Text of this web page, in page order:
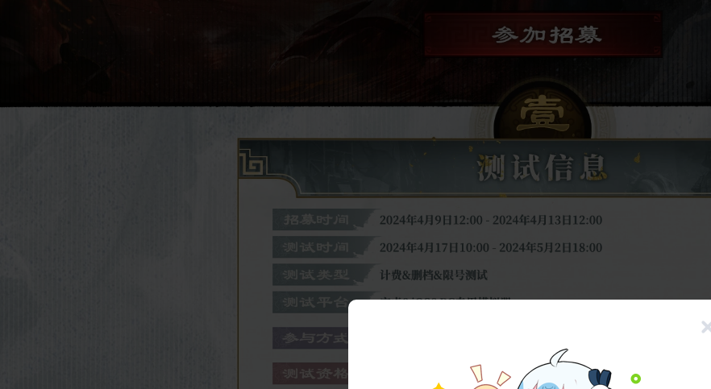
扫描二维码登录